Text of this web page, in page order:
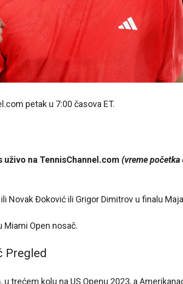
petak u 7:00 časova ET.
na TennisChannel.com (vreme
Novak Đoković ili Grigor Dimitrov u finalu
Open nosač.
Pregled
trećem kolu na US Openu 2023, a